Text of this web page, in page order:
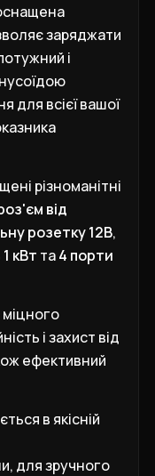
заряджати
потужний і
для всієї вашої
різноманітні
від
розетку 12В,
кВт та4 порти
міцного
і захист від
ефективний
в якісній
для зручного